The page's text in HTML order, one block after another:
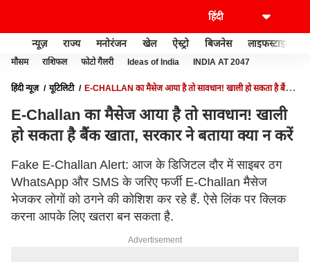
न्यूज़ राज्य मनोरंजन खेल ऐस्ट्रो बिजनेस लाइफस्टाइल
मौसम राशिफल फोटो गैलरी Ideas of India INDIA AT 2047
हिंदी न्यूज़ यूटिलिटी
E-CHALLAN का मैसेज आया है तो सावधान! खाली हो सकता है बैंक
E-Challan का मैसेज आया है तो सावधान! खाली
हो सकता है बैंक खाता, सरकार ने बताया क्या न करें
Fake E-Challan Alert: आज के डिजिटल दौर में साइबर ठग
WhatsApp और SMS के जरिए फर्जी E-Challan मैसेज
भेजकर लोगों को ठगने की कोशिश कर रहे हैं. ऐसे लिंक पर क्लिक
करना आपके लिए खतरा बन सकता है.
Advertisement